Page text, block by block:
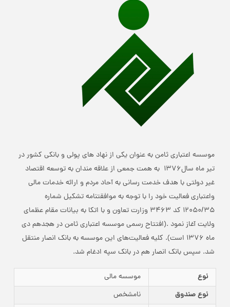
موسسه اعتباری ثامن به عنوان یکی از نهاد های پولی و بانکی کشور در
تیر ماه سال1376 به همت جمعی از علاقه مندان به توسعه اقتصاد
غیر دولتی با هدف خدمت رسانی به آحاد مردم و ارائه خدمات مالی
واعتباری فعالیت خود را با توجه به موافقتنامه تشکیل شماره
12050/35 کد 3463 وزارت تعاون و با اتکا به بیانات مقام عظمای
ولایت آغاز نمود .(افتتاح رسمی موسسه اعتباری ثامن در هجدهم دی
ماه 1376 است). کلیه فعالیت‌های این موسسه به بانک انصار منتقل
شد. سپس بانک انصار هم در بانک سپه ادغام شد.
نوع
موسسه مالی
نوع صندوق
نامشخص